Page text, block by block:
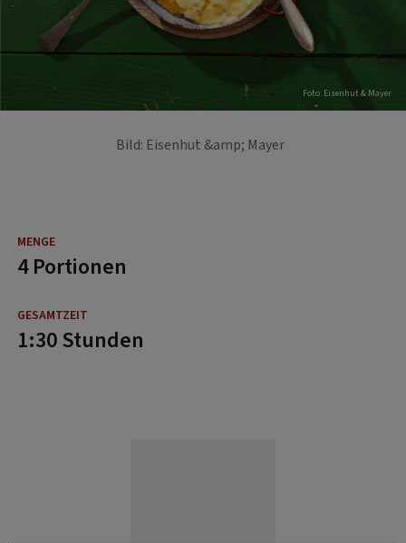
Foto: Eisenhut & Mayer
Bild: Eisenhut &amp; Mayer
4 Portionen
1:30 Stunden